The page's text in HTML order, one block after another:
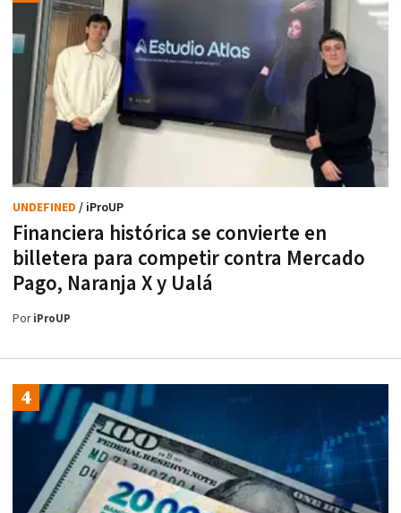
Financiera histórica se convierte en
billetera para competir contra Mercado
Pago, Naranja X y Ualá
UNDEFINED / iProUP
PoriProUP